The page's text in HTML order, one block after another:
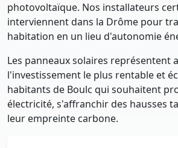
photovoltaïque. Nos installateurs
interviennent dans la Drôme pour
habitation en un lieu d'autonomie
Les panneaux solaires représentent
l'investissement le plus rentable et
habitants de Boulc qui souhaitent
électricité, s'affranchir des hausses
leur empreinte carbone.